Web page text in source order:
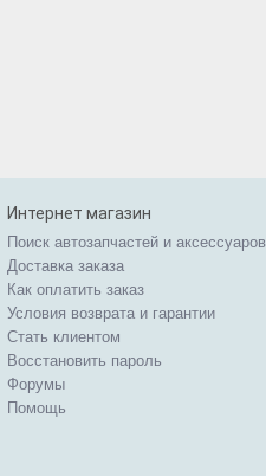
Интернет магазин
Поиск автозапчастей и аксессуаров
Доставка заказа
Как оплатить заказ
Условия возврата и гарантии
Стать клиентом
Восстановить пароль
Форумы
Помощь